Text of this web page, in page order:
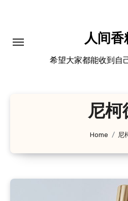
人间香
希望大家都能收到自
尼柯
Home 尼